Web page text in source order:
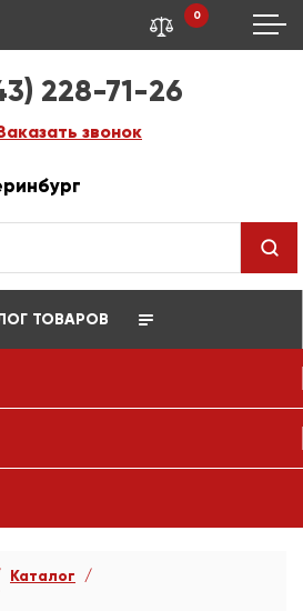
228-71-26
звонок
0
ТОВАРОВ
Каталог